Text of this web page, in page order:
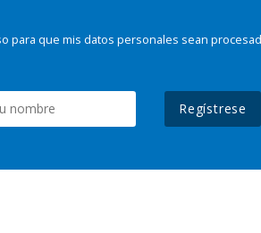
para que mis datos personales sean
Regístrese